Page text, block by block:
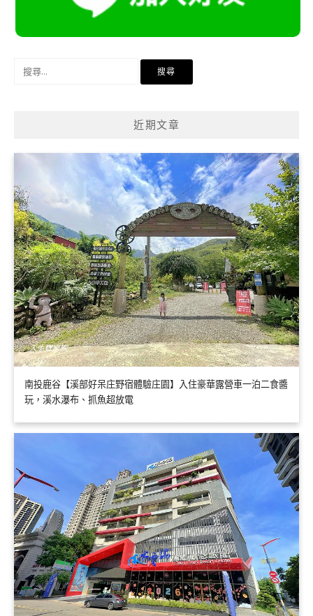
近期文章
南投鹿谷【溪部好呆庄野宿體驗庄園】入住豪華露營車一泊二食醬
玩，溪水瀑布、抓魚超放電